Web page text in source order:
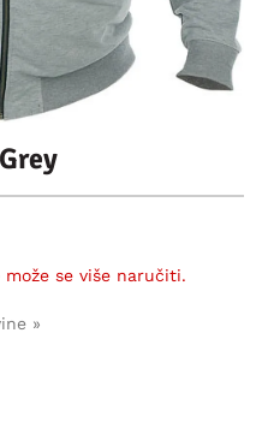
se više naručiti.
»